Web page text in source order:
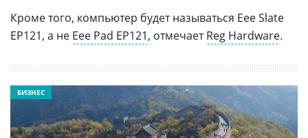
Кроме того, компьютер будет называться Eee Slate
EP121, а не Eee Pad EP121, отмечаетReg Hardware.
БИЗНЕС